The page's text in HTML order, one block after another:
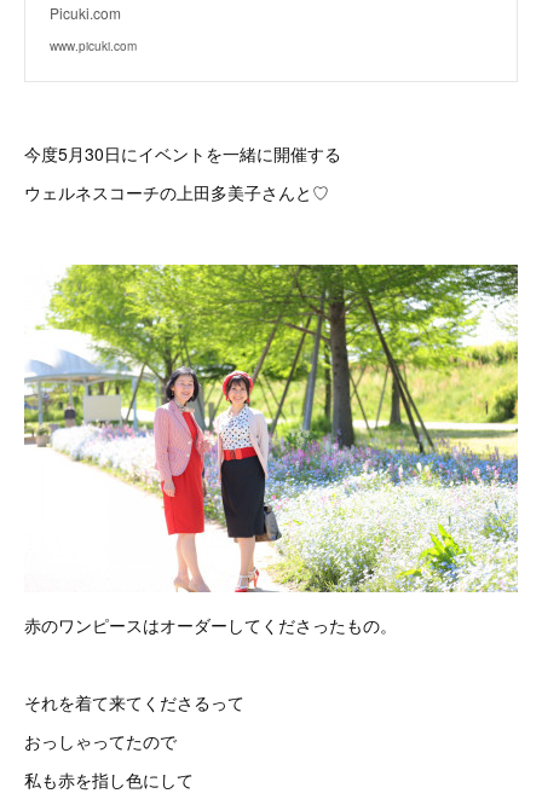
Picuki.com
www.picuki.com
今度5月30日にイベントを一緒に開催する
ウェルネスコーチの上田多美子さんと♡
赤のワンピースはオーダーしてくださったもの。
それを着て来てくださるって
おっしゃってたので
私も赤を指し色にして